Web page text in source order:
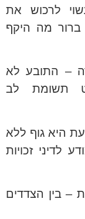
לרכוש את
מה היקף
– התובע לא
תשומת לב
היא גוף ללא
לדיני זכויות
– בין הצדדים